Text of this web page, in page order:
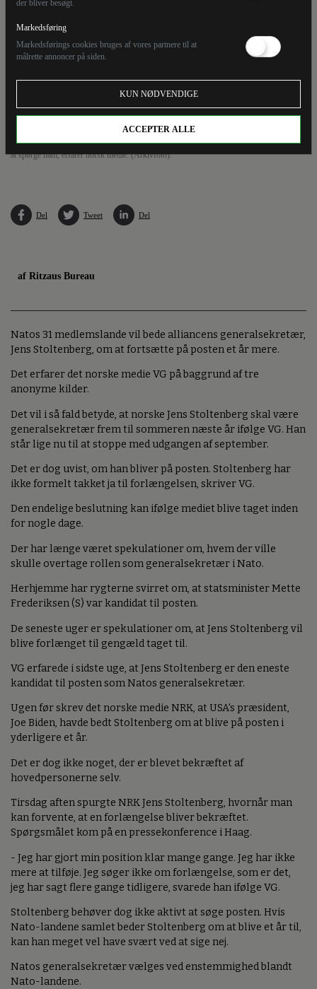
der bliver besøgt.
Markedsføring
Markedsførings cookies bruges af vores partnere til at
målrette annoncer på siden.
KUN NØDVENDIGE
ACCEPTER ALLE
Jens Stoltenberg har flere gange sagt, at han ikke vil søge om at blive forlænget som
generalsekretær i forsvarsalliancen Nato. Nu er Natos 31 medlemslande blevet enige om
at spørge ham, erfarer norsk medie. (Arkivfoto).
Del Tweet Del
af Ritzaus Bureau
Natos 31 medlemslande vil bede alliancens generalsekretær,
Jens Stoltenberg, om at fortsætte på posten et år mere.
Det erfarer det norske medie VG på baggrund af tre
anonyme kilder.
Det vil i så fald betyde, at norske Jens Stoltenberg skal være
generalsekretær frem til sommeren næste år ifølge VG. Han
står lige nu til at stoppe med udgangen af september.
Det er dog uvist, om han bliver på posten. Stoltenberg har
ikke formelt takket ja til forlængelsen, skriver VG.
Den endelige beslutning kan ifølge mediet blive taget inden
for nogle dage.
Der har længe været spekulationer om, hvem der ville
skulle overtage rollen som generalsekretær i Nato.
Herhjemme har rygterne svirret om, at statsminister Mette
Frederiksen (S) var kandidat til posten.
De seneste uger er spekulationer om, at Jens Stoltenberg vil
blive forlænget til gengæld taget til.
VG erfarede i sidste uge, at Jens Stoltenberg er den eneste
kandidat til posten som Natos generalsekretær.
Ugen før skrev det norske medie NRK, at USA's præsident,
Joe Biden, havde bedt Stoltenberg om at blive på posten i
yderligere et år.
Det er dog ikke noget, der er blevet bekræftet af
hovedpersonerne selv.
Tirsdag aften spurgte NRK Jens Stoltenberg, hvornår man
kan forvente, at en forlængelse bliver bekræftet.
Spørgsmålet kom på en pressekonference i Haag.
- Jeg har gjort min position klar mange gange. Jeg har ikke
mere at tilføje. Jeg søger ikke om forlængelse, som er det,
jeg har sagt flere gange tidligere, svarede han ifølge VG.
Stoltenberg behøver dog ikke aktivt at søge posten. Hvis
Nato-landene samlet beder Stoltenberg om at blive et år til,
kan han meget vel have svært ved at sige nej.
Natos generalsekretær vælges ved enstemmighed blandt
Nato-landene.